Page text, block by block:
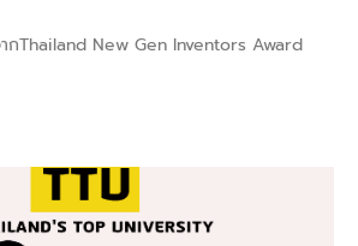
ากThailand New Gen Inventors Award